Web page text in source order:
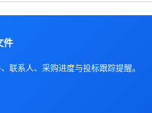
件
联系人、采购进度与投标跟踪提醒。